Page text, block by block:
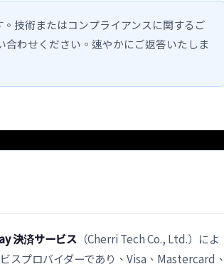
技術またはコンプライアンスに関するご
合わせください。速やかにご返答いたしま
決済サービス （Cherri Tech Co., Ltd.）によ
スプロバイダーであり、Visa、Mastercard、